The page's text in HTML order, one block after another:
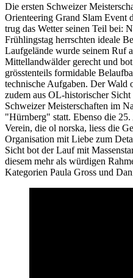
Die ersten Schweizer
Orienteering Grand Slam Event
trug das Wetter seinen Teil bei:
Frühlingstag herrschten ideale
Laufgelände wurde seinem Ruf
Mittellandwälder gerecht und
grösstenteils formidable
technische Aufgaben. Der
zudem aus OL-historischer Sicht
Schweizer Meisterschaften im
"Hürnberg" statt. Ebenso die
Verein, die ol norska, liess die
Organisation mit Liebe zum
Sicht bot der Lauf mit
diesem mehr als würdigen
Kategorien Paula Gross und